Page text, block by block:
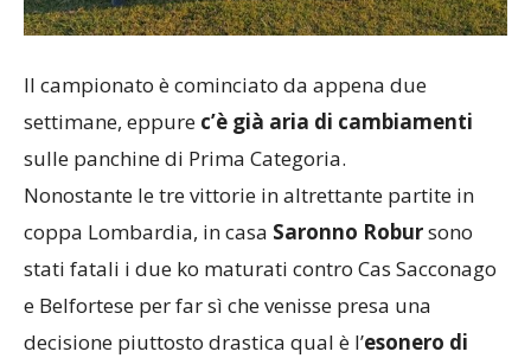
Il campionato è cominciato da appena due
settimane, eppure c’è già aria di cambiamenti
sulle panchine di Prima Categoria.
Nonostante le tre vittorie in altrettante partite in
coppa Lombardia, in casa Saronno Robursono
stati fatali i due ko maturati contro Cas Sacconago
e Belfortese per far sì che venisse presa una
decisione piuttosto drastica qual è l’esonero di